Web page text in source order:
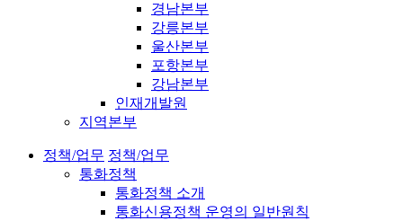
경남본부
강릉본부
울산본부
포항본부
강남본부
인재개발원
지역본부
정책/업무 정책/업무
통화정책
통화정책 소개
통화신용정책 운영의 일반원칙